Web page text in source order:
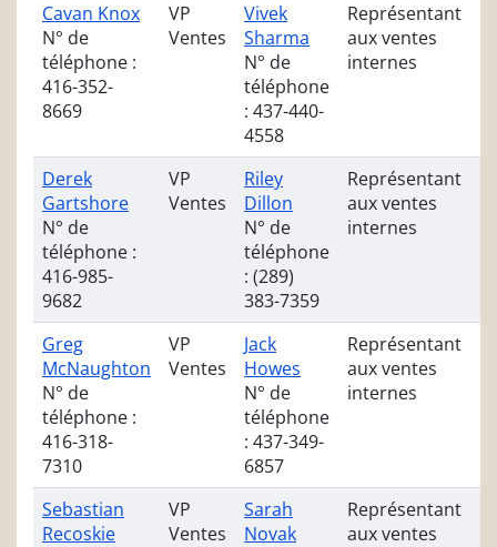
Cavan Knox
N° de
téléphone :
416-352-
8669
VP
Ventes
Vivek
Sharma
N° de
téléphone
: 437-440-
4558
Représentant
aux ventes
internes
Derek
Gartshore
N° de
téléphone :
416-985-
9682
VP
Ventes
Riley
Dillon
N° de
téléphone
: (289)
383-7359
Représentant
aux ventes
internes
Greg
McNaughton
N° de
téléphone :
416-318-
7310
VP
Ventes
Jack
Howes
N° de
téléphone
: 437-349-
6857
Représentant
aux ventes
internes
Sebastian
Recoskie
VP
Ventes
Sarah
Novak
Représentant
aux ventes